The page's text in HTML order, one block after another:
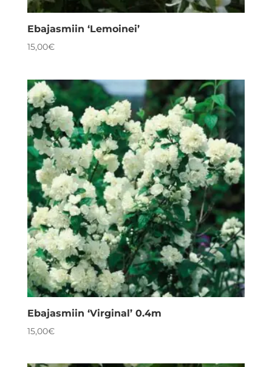
Ebajasmiin ‘Lemoinei’
15,00€
Ebajasmiin ‘Virginal’ 0.4m
15,00€